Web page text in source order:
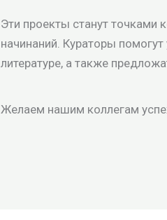
Эти проекты станут точками
начинаний. Кураторы
литературе, а также
Желаем нашим коллегам